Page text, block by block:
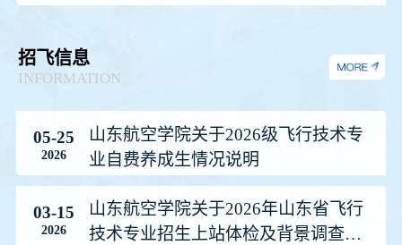
招飞信息
INFORMATION
05-25
2026
山东航空学院关于2026级飞行技术专
业自费养成生情况说明
03-15
2026
山东航空学院关于2026年山东省飞行
技术专业招生上站体检及背景调查工